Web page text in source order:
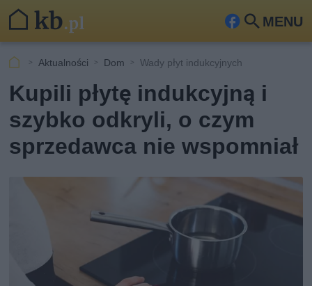
MENU
Fa
ook
Szu
Aktualności Dom Wady płyt indukcyjnych
Kupili płytę indukcyjną i
szybko odkryli, o czym
sprzedawca nie wspomniał